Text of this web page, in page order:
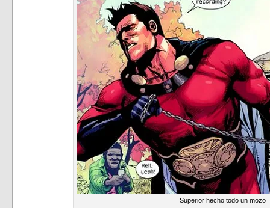
Superior hecho todo un mozo